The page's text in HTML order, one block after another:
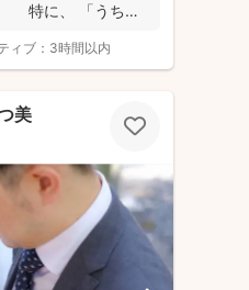
特に、 「うち
ィブ： 3時間以内
美